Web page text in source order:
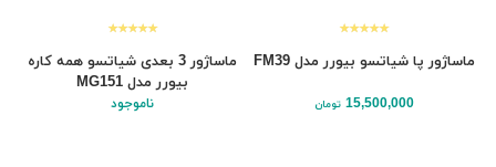
ماساژور پا شیاتسو بیورر مدل FM39
15,500,000 تومان
ماساژور 3 بعدی شیاتسو همه کاره
بیورر مدل MG151
ناموجود